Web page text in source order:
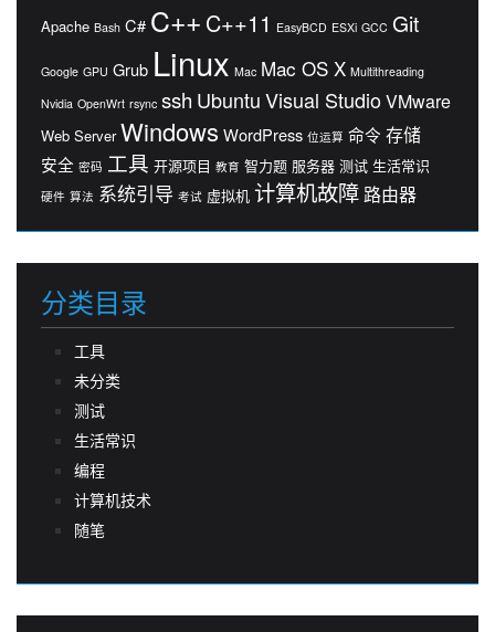
Apache Bash C# C++ C++11 EasyBCD ESXi GCC Git
Google GPU Grub Linux Mac Mac OS X Multithreading
Nvidia OpenWrt rsync ssh UbuntuVisual StudioVMware
Web Server Windows WordPress 位运算 命令 存储
安全 密码 工具 开源项目 教育 智力题 服务器 测试 生活常识
硬件 算法 系统引导 考试 虚拟机 计算机故障 路由器
分类目录
工具
未分类
测试
生活常识
编程
计算机技术
随笔